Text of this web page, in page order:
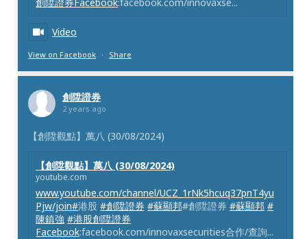
Video
View on Facebook · Share
創陞證券
2 years ago
【創陞觀點】萬八 (30/08/2024)
【創陞觀點】萬八 (30/08/2024)
youtube.com
www.youtube.com/channel/UCZ_1rNk5hcuq37pnT4yu
Pjw/join#港股#創陞證券 #蘇顯邦#創陞證券#蘇顯邦 #
陳鎮強 #港股創陞證券
Facebook:facebook.com/innovaxsecurities合作/查詢...